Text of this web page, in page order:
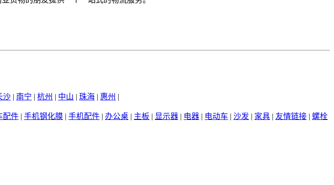
沙 | 南宁 | 杭州 | 中山 | 珠海 | 惠州 |
配件 | 手机钢化膜 | 手机配件 | 办公桌 | 主板 | 显示器 | 电器 | 电动车 | 沙发 | 家具 | 友情链接 | 螺栓